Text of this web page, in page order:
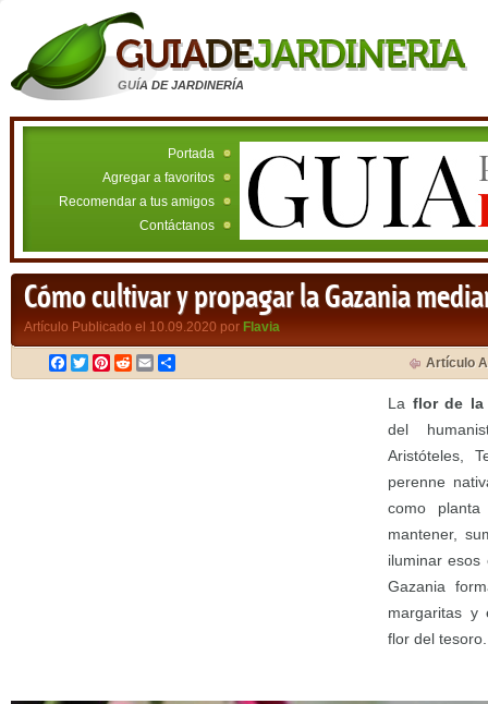
GUÍA DE JARDINERÍA
Portada
Agregar a favoritos
Recomendar a tus amigos
Contáctanos
Cómo cultivar y propagar la Gazania
Artículo Publicado el 10.09.2020 por Flavia
Facebook
TwitterPinterest
RedditEmail Artículo
La flor de la
del
Aristóteles,
perenne
como
mantener,
iluminar esos
Gazania
margaritas y
flor del tesoro.